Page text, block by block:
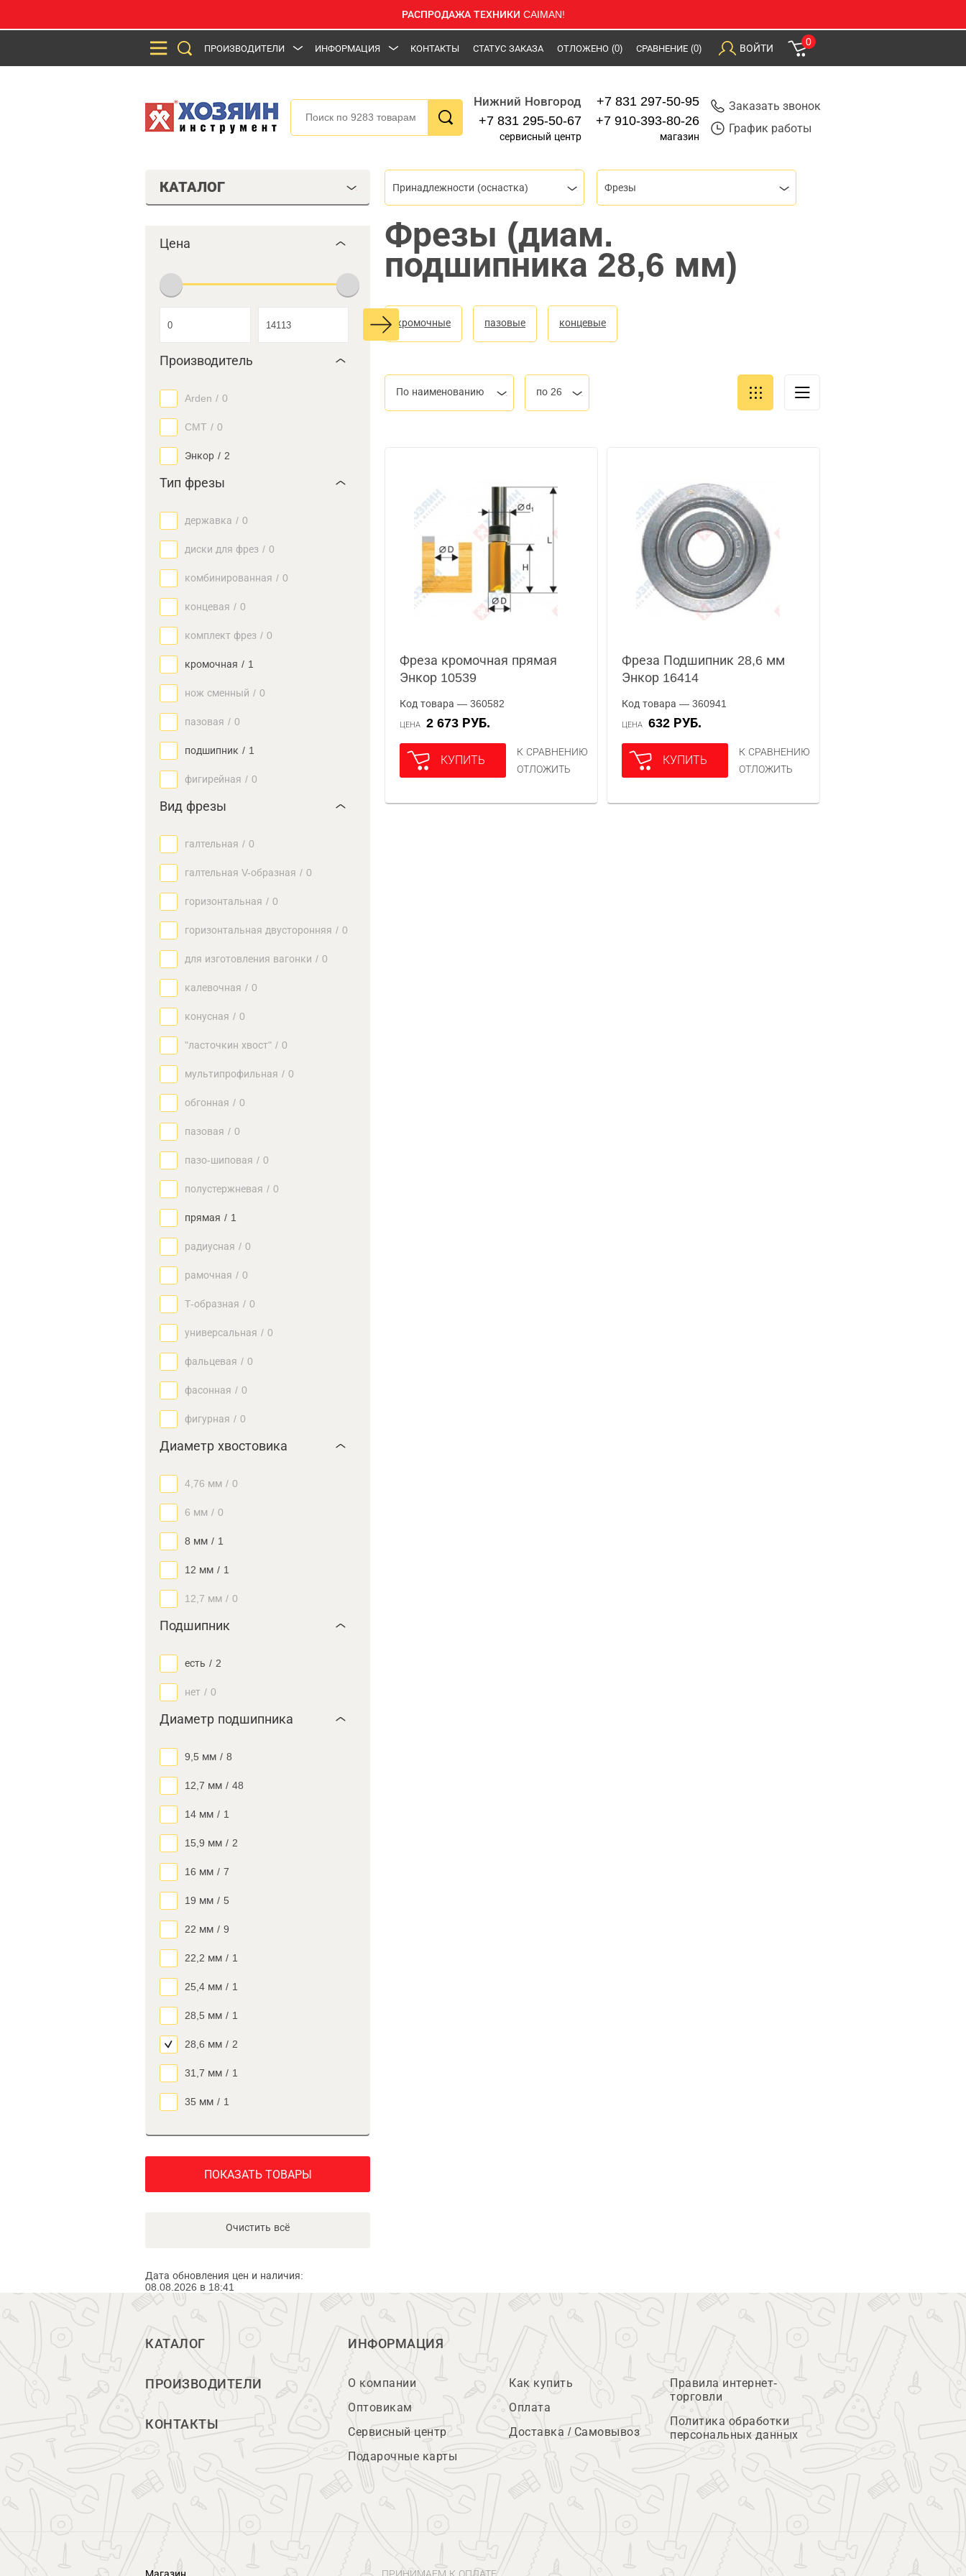
РАСПРОДАЖА ТЕХНИКИ CAIMAN!
ПРОИЗВОДИТЕЛИ ИНФОРМАЦИЯ КОНТАКТЫ СТАТУС ЗАКАЗА ОТЛОЖЕНО (0) СРАВНЕНИЕ (0) ВОЙТИ
0
Нижний Новгород
+7 831 295-50-67
сервисный центр
+7 831 297-50-95
+7 910-393-80-26
магазин
Заказать звонок
График работы
КАТАЛОГ
Цена
Производитель
Arden / 0
CMT / 0
Энкор / 2
Тип фрезы
державка / 0
диски для фрез / 0
комбинированная / 0
концевая / 0
комплект фрез / 0
кромочная / 1
нож сменный / 0
пазовая / 0
подшипник / 1
фигирейная / 0
Вид фрезы
галтельная / 0
галтельная V-образная / 0
горизонтальная / 0
горизонтальная двусторонняя / 0
для изготовления вагонки / 0
калевочная / 0
конусная / 0
"ласточкин хвост" / 0
мультипрофильная / 0
обгонная / 0
пазовая / 0
пазо-шиповая / 0
полустержневая / 0
прямая / 1
радиусная / 0
рамочная / 0
Т-образная / 0
универсальная / 0
фальцевая / 0
фасонная / 0
фигурная / 0
Диаметр хвостовика
4,76 мм / 0
6 мм / 0
8 мм / 1
12 мм / 1
12,7 мм / 0
Подшипник
есть / 2
нет / 0
Диаметр подшипника
9,5 мм / 8
12,7 мм / 48
14 мм / 1
15,9 мм / 2
16 мм / 7
19 мм / 5
22 мм / 9
22,2 мм / 1
25,4 мм / 1
28,5 мм / 1
28,6 мм / 2
31,7 мм / 1
35 мм / 1
ПОКАЗАТЬ ТОВАРЫ
Очистить всё
Дата обновления цен и наличия:
08.08.2026 в 18:41
Принадлежности (оснастка) Фрезы
Фрезы (диам.
подшипника 28,6 мм)
кромочные пазовые концевые
По наименованию по 26
Фреза кромочная прямая
Энкор 10539
Код товара — 360582
ЦЕНА 2 673 РУБ.
КУПИТЬ
К СРАВНЕНИЮ
ОТЛОЖИТЬ
Фреза Подшипник 28,6 мм
Энкор 16414
Код товара — 360941
ЦЕНА 632 РУБ.
КУПИТЬ
К СРАВНЕНИЮ
ОТЛОЖИТЬ
КАТАЛОГ
ПРОИЗВОДИТЕЛИ
КОНТАКТЫ
ИНФОРМАЦИЯ
О компании
Оптовикам
Сервисный центр
Подарочные карты
Как купить
Оплата
Доставка / Самовывоз
Правила интернет-
торговли
Политика обработки
персональных данных